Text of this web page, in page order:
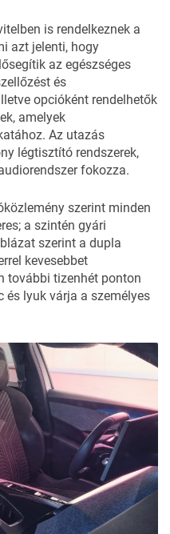
is rendelkeznek a
azt jelenti, hogy
az egészséges
és
opcióként rendelhetők
amelyek
Az utazás
légtisztító rendszerek,
fokozza.
szerint minden
a szintén gyári
szerint a dupla
kevesebbet
további tizenhét ponton
és lyuk várja a személyes